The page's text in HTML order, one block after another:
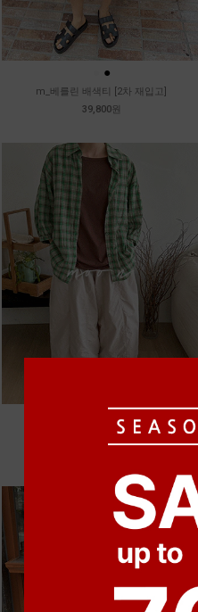
●
m_베를린 배색티 [2차 재입고]
39,800원
m_비휴 체크 박시셔츠